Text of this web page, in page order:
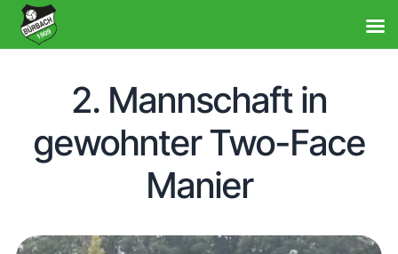
2. Mannschaft in
gewohnter Two-Face
Manier